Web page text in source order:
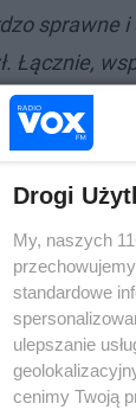
Łącznie,
samorządu
Drogi
My, naszych
standardowe
ulepszanie
cenimy Twoją